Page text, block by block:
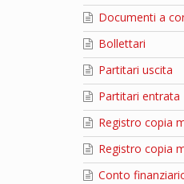
Documenti a
Bollettari
Partitari uscita
Partitari entrata
Registro copia
Registro copia
Conto